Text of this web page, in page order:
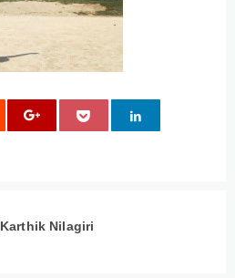
Karthik Nilagiri